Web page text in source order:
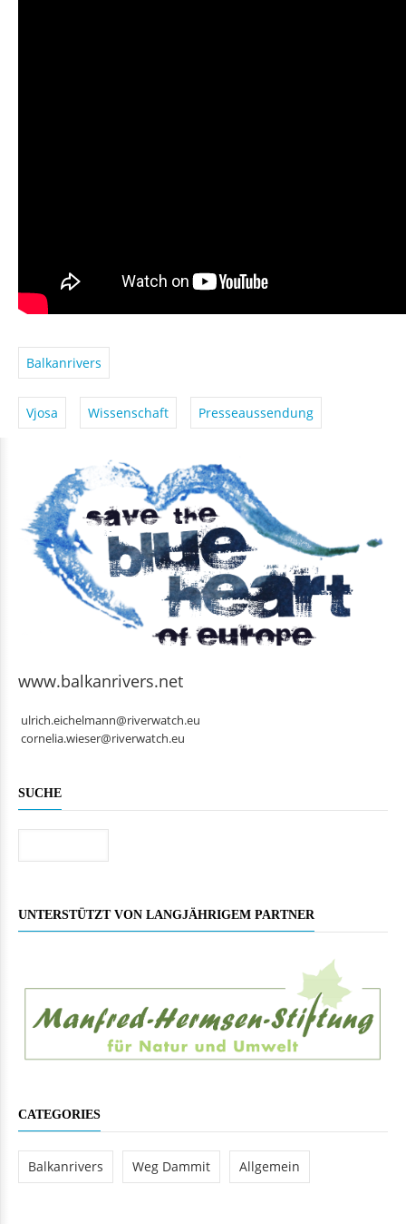
Balkanrivers
Vjosa Wissenschaft Presseaussendung
www.balkanrivers.net
ulrich.eichelmann@riverwatch.eu
cornelia.wieser@riverwatch.eu
SUCHE
UNTERSTÜTZT VON LANGJÄHRIGEM PARTNER
CATEGORIES
Balkanrivers Weg Dammit Allgemein